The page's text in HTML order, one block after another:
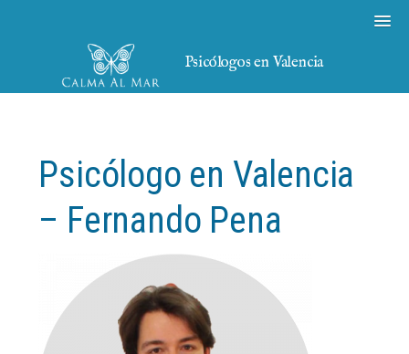
Psicólogos en Valencia
Psicólogo en Valencia
– Fernando Pena